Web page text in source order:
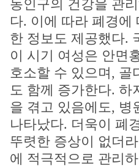
동인구의 건강을 관
다. 이에 따라 폐경에
한 정보도 제공했다.
이 시기 여성은 안면
호소할 수 있으며, 골
도 함께 증가한다. 하
을 겪고 있음에도, 병
나타났다. 더욱이 폐
뚜렷한 증상이 없더
에 적극적으로 관리